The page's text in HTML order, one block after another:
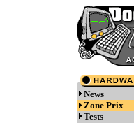
News
Zone Prix
Tests